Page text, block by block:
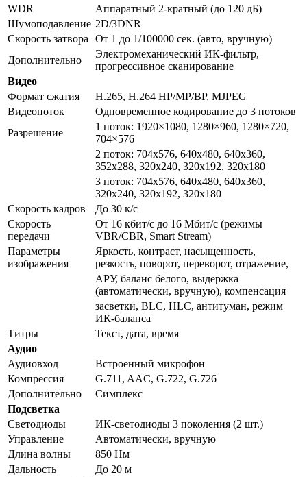
WDR
Аппаратный 2-кратный (до 120 дБ)
Шумоподавление 2D/3DNR
Скорость затвора
От 1 до 1/100000 сек. (авто, вручную)
Дополнительно
Электромеханический ИК-фильтр,
прогрессивное сканирование
Видео
Формат сжатия
H.265, H.264 HP/MP/BP, MJPEG
Видеопоток
Одновременное кодирование до 3 потоков
Разрешение
1 поток: 1920×1080, 1280×960, 1280×720,
704×576
2 поток: 704х576, 640х480, 640х360,
352х288, 320х240, 320х192, 320х180
3 поток: 704х576, 640х480, 640х360,
320х240, 320х192, 320х180
Скорость кадров
До 30 к/с
Скорость
передачи
От 16 кбит/с до 16 Мбит/с (режимы
VBR/CBR, Smart Stream)
Параметры
изображения
Яркость, контраст, насыщенность,
резкость, поворот, переворот, отражение,
АРУ, баланс белого, выдержка
(автоматически, вручную), компенсация
засветки, BLC, HLC, антитуман, режим
ИК-баланса
Титры
Текст, дата, время
Аудио
Аудиовход
Встроенный микрофон
Компрессия
G.711, AAC, G.722, G.726
Дополнительно
Симплекс
Подсветка
Светодиоды
ИК-светодиоды 3 поколения (2 шт.)
Управление
Автоматически, вручную
Длина волны
850 Нм
Дальность
До 20 м